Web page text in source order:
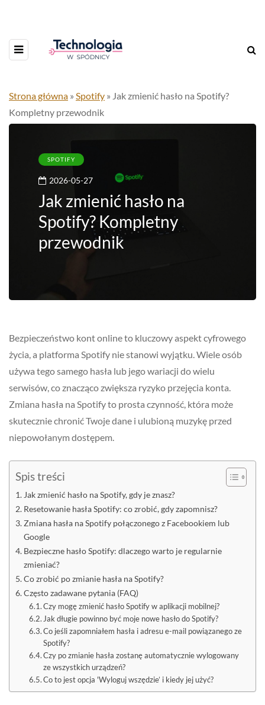
Strona główna » Spotify » Jak zmienić hasło na Spotify?
Kompletny przewodnik
SPOTIFY
2026-05-27
Jak zmienić hasło na
Spotify? Kompletny
przewodnik
Bezpieczeństwo kont online to kluczowy aspekt cyfrowego
życia, a platforma Spotify nie stanowi wyjątku. Wiele osób
używa tego samego hasła lub jego wariacji do wielu
serwisów, co znacząco zwiększa ryzyko przejęcia konta.
Zmiana hasła na Spotify to prosta czynność, która może
skutecznie chronić Twoje dane i ulubioną muzykę przed
niepowołanym dostępem.
Spis treści
Jak zmienić hasło na Spotify, gdy je znasz?
Resetowanie hasła Spotify: co zrobić, gdy zapomnisz?
Zmiana hasła na Spotify połączonego z Facebookiem lub
Google
Bezpieczne hasło Spotify: dlaczego warto je regularnie
zmieniać?
Co zrobić po zmianie hasła na Spotify?
Często zadawane pytania (FAQ)
Czy mogę zmienić hasło Spotify w aplikacji mobilnej?
Jak długie powinno być moje nowe hasło do Spotify?
Co jeśli zapomniałem hasła i adresu e-mail powiązanego ze
Spotify?
Czy po zmianie hasła zostanę automatycznie wylogowany
ze wszystkich urządzeń?
Co to jest opcja 'Wyloguj wszędzie’ i kiedy jej użyć?